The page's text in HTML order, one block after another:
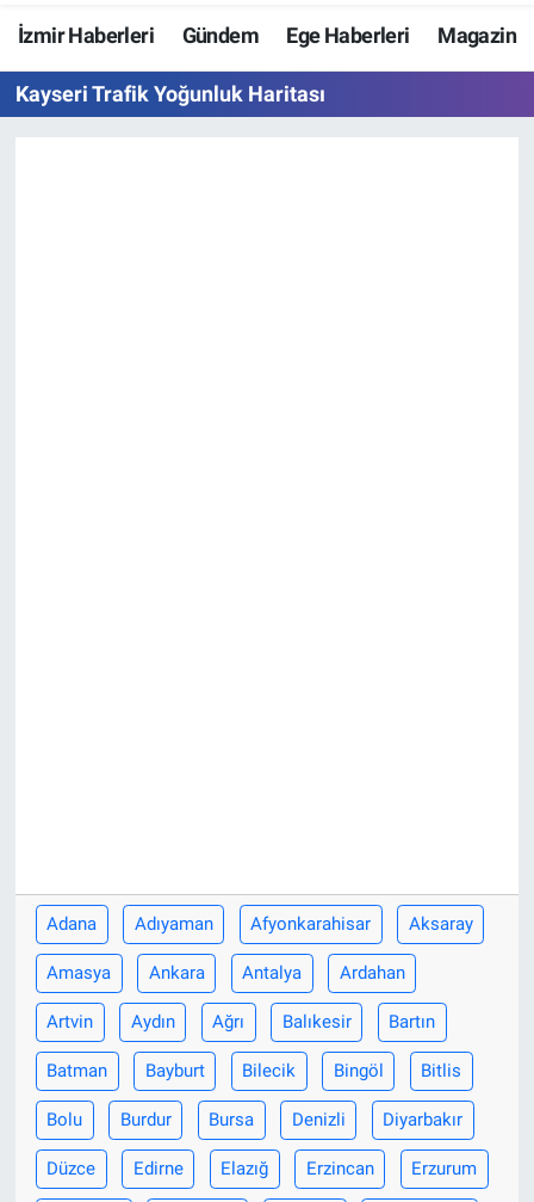
İzmir Haberleri Gündem Ege Haberleri Magazin
Kayseri Trafik Yoğunluk Haritası
Adana Adıyaman Afyonkarahisar Aksaray
Amasya Ankara Antalya Ardahan
Artvin Aydın Ağrı Balıkesir Bartın
Batman Bayburt Bilecik Bingöl Bitlis
Bolu Burdur Bursa Denizli Diyarbakır
Düzce Edirne Elazığ Erzincan Erzurum
Resmi İlanlar
Resmi Reklam